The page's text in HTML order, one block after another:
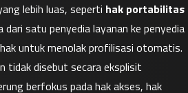
lebih luas, seperti hak portabilitas
satu penyedia layanan ke penyedia
untuk menolak profilisasi otomatis.
tidak disebut secara eksplisit
berfokus pada hak akses, hak